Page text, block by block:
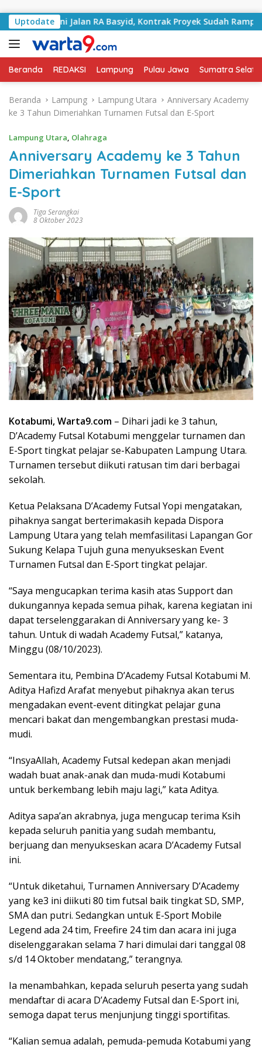
Uptodate
Jalan RA Basyid, Kontrak Proyek Sudah Rampung
Beranda REDAKSI Lampung Pulau Jawa Sumatra
Beranda Lampung Lampung Utara
Anniversary Academy
ke 3 Tahun Dimeriahkan Turnamen Futsal dan E-Sport
Lampung Utara, Olahraga
Anniversary Academy ke 3 Tahun
Dimeriahkan Turnamen Futsal dan
E-Sport
Tiga Serangkai
8 Oktober 2023
Kotabumi, Warta9.com – Dihari jadi ke 3 tahun,
D’Academy Futsal Kotabumi menggelar turnamen dan
E-Sport tingkat pelajar se-Kabupaten Lampung Utara.
Turnamen tersebut diikuti ratusan tim dari berbagai
sekolah.
Ketua Pelaksana D’Academy Futsal Yopi mengatakan,
pihaknya sangat berterimakasih kepada Dispora
Lampung Utara yang telah memfasilitasi Lapangan Gor
Sukung Kelapa Tujuh guna menyukseskan Event
Turnamen Futsal dan E-Sport tingkat pelajar.
“Saya mengucapkan terima kasih atas Support dan
dukungannya kepada semua pihak, karena kegiatan ini
dapat terselenggarakan di Anniversary yang ke- 3
tahun. Untuk di wadah Academy Futsal,” katanya,
Minggu (08/10/2023).
Sementara itu, Pembina D’Academy Futsal Kotabumi M.
Aditya Hafizd Arafat menyebut pihaknya akan terus
mengadakan event-event ditingkat pelajar guna
mencari bakat dan mengembangkan prestasi muda-
mudi.
“InsyaAllah, Academy Futsal kedepan akan menjadi
wadah buat anak-anak dan muda-mudi Kotabumi
untuk berkembang lebih maju lagi,” kata Aditya.
Aditya sapa’an akrabnya, juga mengucap terima Ksih
kepada seluruh panitia yang sudah membantu,
berjuang dan menyukseskan acara D’Academy Futsal
ini.
“Untuk diketahui, Turnamen Anniversary D’Academy
yang ke3 ini diikuti 80 tim futsal baik tingkat SD, SMP,
SMA dan putri. Sedangkan untuk E-Sport Mobile
Legend ada 24 tim, Freefire 24 tim dan acara ini juga
diselenggarakan selama 7 hari dimulai dari tanggal 08
s/d 14 Oktober mendatang,” terangnya.
Ia menambahkan, kepada seluruh peserta yang sudah
mendaftar di acara D’Academy Futsal dan E-Sport ini,
semoga dapat terus menjunjung tinggi sportifitas.
“Kalian semua adalah, pemuda-pemuda Kotabumi yang